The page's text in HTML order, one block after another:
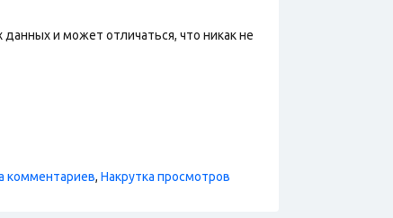
и может отличаться, что никак не
комментариев, Накрутка просмотров